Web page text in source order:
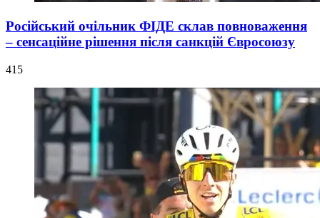
Російський очільник ФІДЕ склав повноваження
– сенсаційне рішення після санкцій Євросоюзу
415